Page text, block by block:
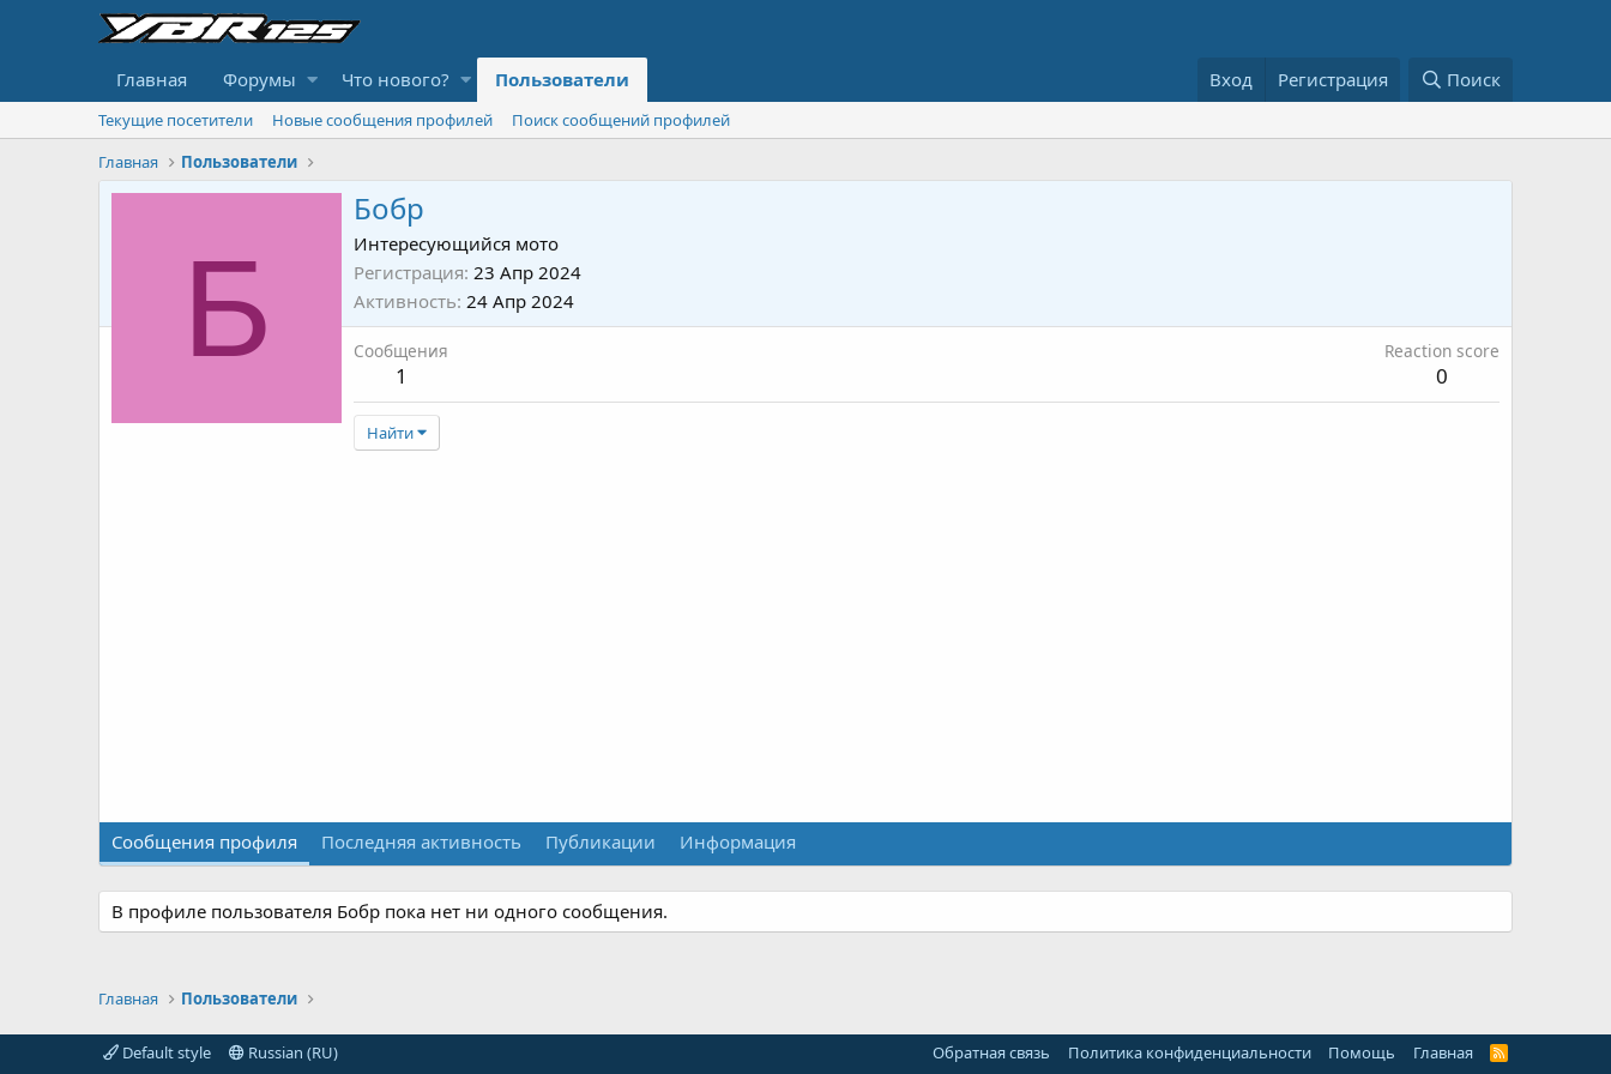
Главная Форумы Что нового? Пользователи Вход Регистрация Поиск
Текущие посетители Новые сообщения профилей
Поиск сообщений профилей
Главная
Пользователи
Б
Бобр
Интересующийся мото
Регистрация 23 Апр 2024
Активность 24 Апр 2024
Сообщения
1
Reaction score
0
Найти
Сообщения профиля Последняя активность Публикации Информация
В профиле пользователя Бобр пока нет ни одного сообщения.
Главная Пользователи
Default style Russian (RU) Обратная связь Политика конфиденциальности Помощь Главная
R